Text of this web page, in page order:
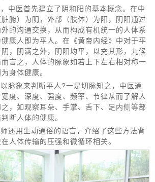
中医首先建立了阴和阳的基本概念。在中
腑）为阴，外部（肢体）为阳，阴阳通过
的沟通交换，从而构成有机统一的人体系
康人即为平人。在《黄帝内经》中对于平
，阴满之外，阴阳均平，以充其形，九候
言之，人体的脉象如若上下左右相对称一
身体健康。
脉象来判断平人?一是切脉知之，中医通
度、深度、强度、频率、节律从而了解人
，如观察耳朵、手掌、舌下、足内侧等部
断人体的健康。
还用生动通俗的语言，介绍了这些方法背
人体传输的压强和微循环相关。